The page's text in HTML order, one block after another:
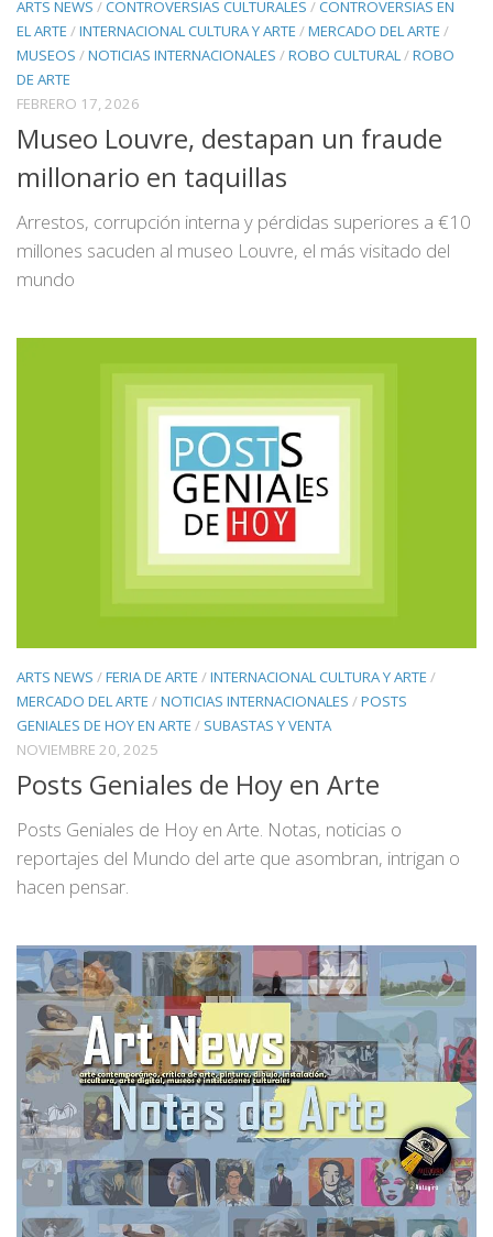
ARTS NEWS /CONTROVERSIAS CULTURALES /CONTROVERSIAS EN
EL ARTE /INTERNACIONAL CULTURA Y ARTE /MERCADO DEL ARTE /
MUSEOS /NOTICIAS INTERNACIONALES /ROBO CULTURAL/ROBO
DE ARTE
FEBRERO 17, 2026
Museo Louvre, destapan un fraude
millonario en taquillas
Arrestos, corrupción interna y pérdidas superiores a €10
millones sacuden al museo Louvre, el más visitado del
mundo
ARTS NEWS /FERIA DE ARTE /INTERNACIONAL CULTURA Y ARTE /
MERCADO DEL ARTE /NOTICIAS INTERNACIONALES /POSTS
GENIALES DE HOY EN ARTE / SUBASTAS Y VENTA
NOVIEMBRE 20, 2025
Posts Geniales de Hoy en Arte
Posts Geniales de Hoy en Arte. Notas, noticias o
reportajes del Mundo del arte que asombran, intrigan o
hacen pensar.